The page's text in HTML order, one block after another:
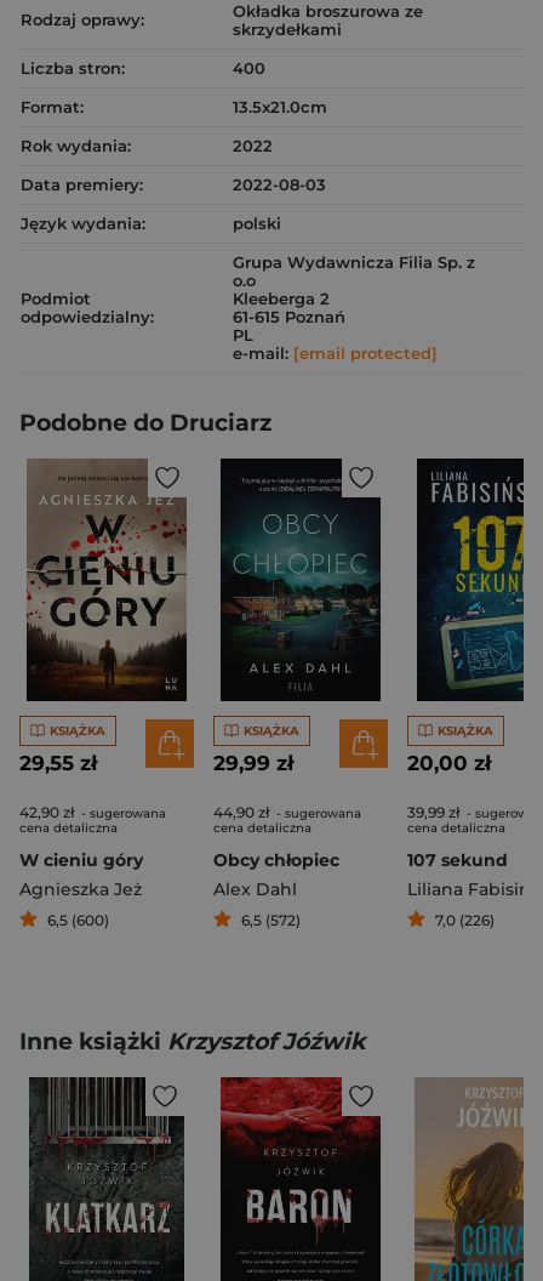
Rodzaj oprawy:
Okładka broszurowa ze
skrzydełkami
Liczba stron:
400
Format:
13.5x21.0cm
Rok wydania:
2022
Data premiery:
2022-08-03
Język wydania:
polski
Podmiot
odpowiedzialny:
Grupa Wydawnicza Filia Sp. z
o.o
Kleeberga 2
61-615 Poznań
PL
e-mail: [email protected]
Podobne do Druciarz
KSIĄŻKA
29,55 zł
42,90 zł - sugerowana
cena detaliczna
W cieniu góry
Agnieszka Jeż
6,5 (600)
KSIĄŻKA
29,99 zł
44,90 zł - sugerowana
cena detaliczna
Obcy chłopiec
Alex Dahl
6,5 (572)
KSIĄŻKA
20,00 zł
39,99 zł -
cena detaliczna
107 sekund
Liliana
7,0 (226)
Inne książki Krzysztof Jóźwik